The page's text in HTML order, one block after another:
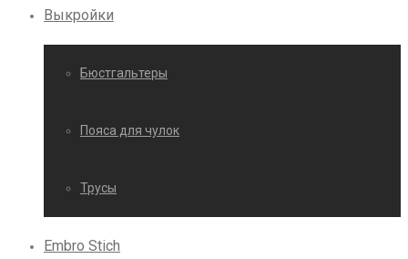
Выкройки
Бюстгальтеры
Пояса для чулок
Трусы
Embro Stich